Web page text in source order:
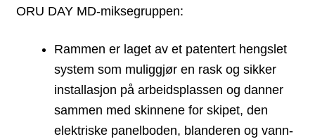
ORU DAY MD-miksegruppen:
Rammen er laget av et patentert hengslet
system som muliggjør en rask og sikker
installasjon på arbeidsplassen og danner
sammen med skinnene for skipet, den
elektriske panelboden, blanderen og vann-